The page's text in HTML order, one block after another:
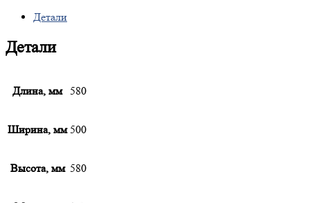
Детали
Детали
Длина, мм 580
Ширина, мм 500
Высота, мм 580